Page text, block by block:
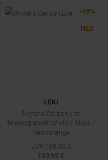
-18%
NEU
LEKI
Skytera Carbon Lite
Teleskopstock White / Black /
Neonorange
UVP 169,95 €
139,95 €